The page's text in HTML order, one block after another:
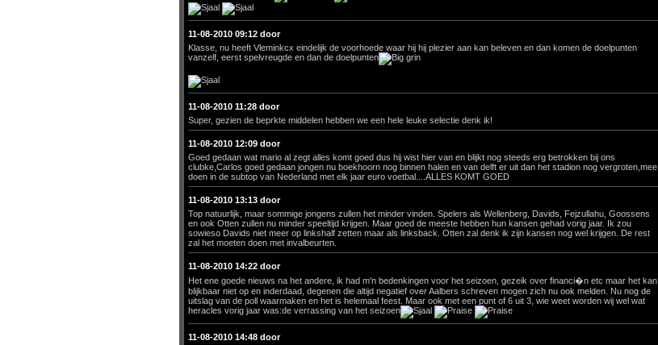
11-08-2010 09:12 door
Klasse, nu heeft Vleminkcx eindelijk de voorhoede waar hij hij plezier aan kan beleven en dan komen de doelpunten
vanzelf, eerst spelvreugde en dan de doelpunten
11-08-2010 11:28 door
Super, gezien de beprkte middelen hebben we een hele leuke selectie denk ik!
11-08-2010 12:09 door
Goed gedaan wat mario al zegt alles komt goed dus hij wist hier van en blijkt nog steeds erg betrokken bij ons
clubke,Carlos goed gedaan jongen nu boekhoorn nog binnen halen en van delft er uit dan het stadion nog vergroten,mee
doen in de subtop van Nederland met elk jaar euro voetbal....ALLES KOMT GOED
11-08-2010 13:13 door
Top natuurlijk, maar sommige jongens zullen het minder vinden. Spelers als Wellenberg, Davids, Fejzullahu, Goossens
en ook Otten zullen nu minder speeltijd krijgen. Maar goed de meeste hebben hun kansen gehad vorig jaar. Ik zou
sowieso Davids niet meer op linkshalf zetten maar als linksback. Otten zal denk ik zijn kansen nog wel krijgen. De rest
zal het moeten doen met invalbeurten.
11-08-2010 14:22 door
Het ene goede nieuws na het andere, ik had m'n bedenkingen voor het seizoen, gezeik over financi�n etc maar het kan
blijkbaar niet op en inderdaad, degenen die altijd negatief over Aalbers schreven mogen zich nu ook melden. Nu nog de
uitslag van de poll waarmaken en het is helemaal feest. Maar ook met een punt of 6 uit 3, wie weet worden wij wel wat
heracles vorig jaar was:de verrassing van het seizoen
11-08-2010 14:48 door